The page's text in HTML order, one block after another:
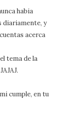
habia
diariamente, y
acerca
tema de la
cumple, en tu